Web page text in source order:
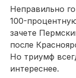
Неправильно
100-
зачете
после
Но триумф
интереснее.